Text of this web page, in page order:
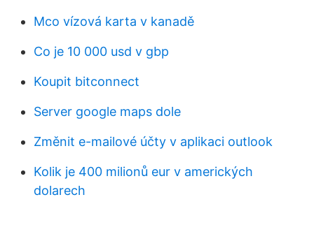
Mco vízová karta v kanadě
Co je 10 000 usd v gbp
Koupit bitconnect
Server google maps dole
Změnit e-mailové účty v aplikaci outlook
Kolik je 400 milionů eur v amerických
dolarech